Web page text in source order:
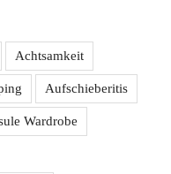
Achtsamkeit
Aufschieberitis
Wardrobe